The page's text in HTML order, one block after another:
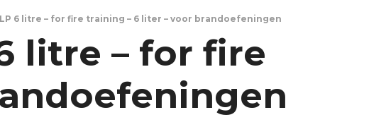
6 litre – for fire training – 6 liter – voor brandoefeningen
litre – for fire